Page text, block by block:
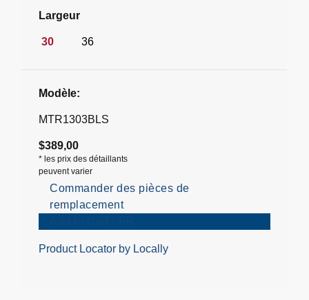
Largeur
30 36
Modèle:
MTR1303BLS
$389,00
* les prix des détaillants
peuvent varier
Commander des pièces de
remplacement
Product Locator by Locally